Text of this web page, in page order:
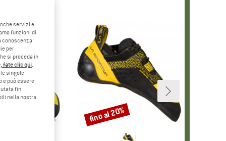
Sconto
fino al 20%
servizi e
funzioni di
conoscenza
per
si proceda in
fate clic qui.
singole
e può essere
fin
nella nostra